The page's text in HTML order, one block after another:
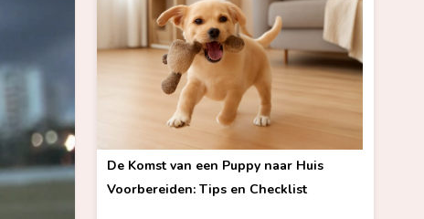
De Komst van een Puppy naar Huis
Voorbereiden: Tips en Checklist